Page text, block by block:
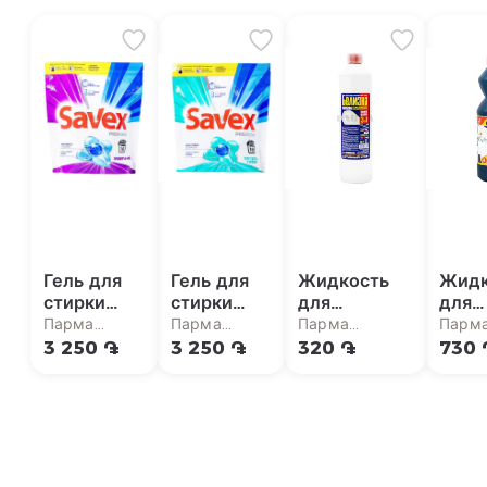
Гель для
стирки
"Savex
Premium
Парма
супермаркет
3 250 ֏
Гель для
стирки
"Savex
Premium
Парма
супермаркет
3 250 ֏
Жидкость
для
отбеливания
"Белизна"
Парма
супермаркет
320 ֏
для
730